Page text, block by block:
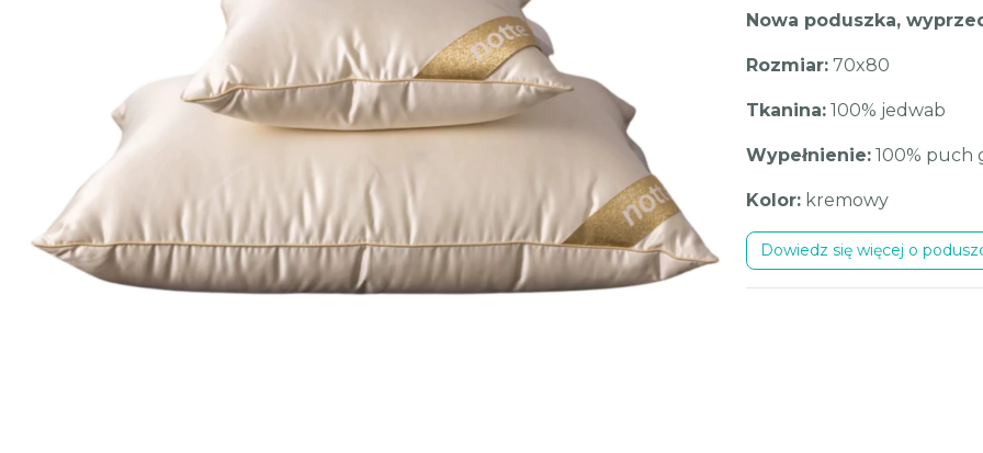
Nowa poduszka,
Rozmiar: 70x80
Tkanina: 100% jedwab
Wypełnienie: 100% puch
Kolor: kremowy
Dowiedz się więcej o